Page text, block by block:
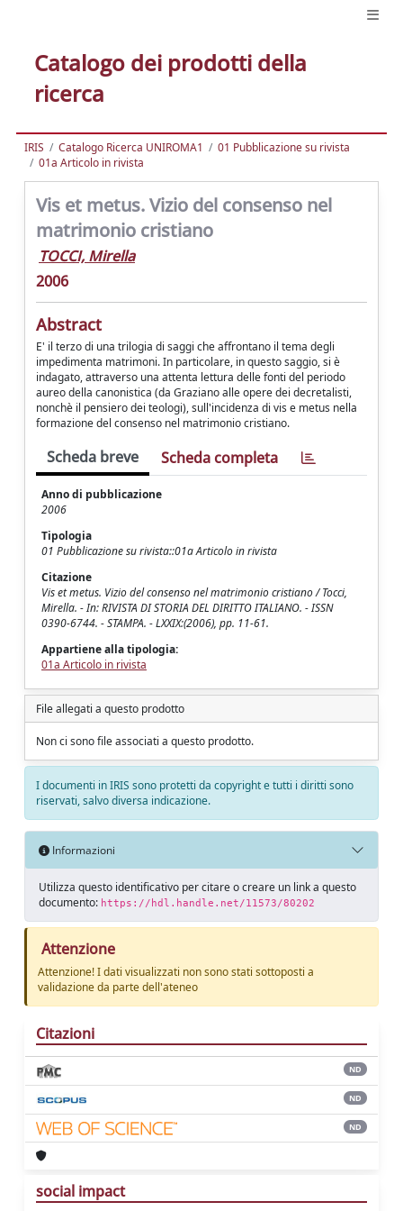
Catalogo dei prodotti della
ricerca
IRIS Catalogo Ricerca UNIROMA1
01 Pubblicazione su rivista
01a Articolo in rivista
Vis et metus. Vizio del consenso nel
matrimonio cristiano
TOCCI, Mirella
2006
Abstract
E' il terzo di una trilogia di saggi che affrontano il tema degli
impedimenta matrimoni. In particolare, in questo saggio, si è
indagato, attraverso una attenta lettura delle fonti del periodo
aureo della canonistica (da Graziano alle opere dei decretalisti,
nonchè il pensiero dei teologi), sull'incidenza di vis e metus nella
formazione del consenso nel matrimonio cristiano.
Scheda breve Scheda completa
Anno di pubblicazione
2006
Tipologia
01 Pubblicazione su rivista::01a Articolo in rivista
Citazione
Vis et metus. Vizio del consenso nel matrimonio cristiano / Tocci,
Mirella. - In: RIVISTA DI STORIA DEL DIRITTO ITALIANO. - ISSN
0390-6744. - STAMPA. - LXXIX:(2006), pp. 11-61.
Appartiene alla tipologia:
01a Articolo in rivista
File allegati a questo prodotto
Non ci sono file associati a questo prodotto.
I documenti in IRIS sono protetti da copyright e tutti i diritti sono
riservati, salvo diversa indicazione.
Informazioni
Utilizza questo identificativo per citare o creare un link a questo
documento: https://hdl.handle.net/11573/80202
Attenzione
Attenzione! I dati visualizzati non sono stati sottoposti a
validazione da parte dell'ateneo
Citazioni
ND
ND
ND
social impact